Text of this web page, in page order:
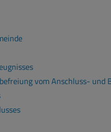
vom Anschluss- und